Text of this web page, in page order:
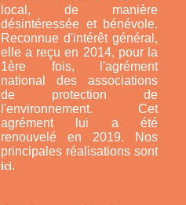
local, de manière
désintéressée et bénévole.
Reconnue d'intérêt général,
elle a reçu en 2014, pour la
1ère fois, l'agrément
national des associations
de protection de
l'environnement. Cet
agrément lui a été
renouvelé en 2019. Nos
principales réalisations sont
ici.